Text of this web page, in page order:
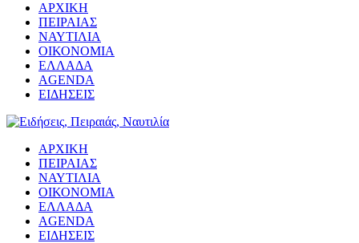
ΑΡΧΙΚΗ
ΠΕΙΡΑΙΑΣ
ΝΑΥΤΙΛΙΑ
ΟΙΚΟΝΟΜΙΑ
ΕΛΛΑΔΑ
AGENDA
ΕΙΔΗΣΕΙΣ
ΑΡΧΙΚΗ
ΠΕΙΡΑΙΑΣ
ΝΑΥΤΙΛΙΑ
ΟΙΚΟΝΟΜΙΑ
ΕΛΛΑΔΑ
AGENDA
ΕΙΔΗΣΕΙΣ